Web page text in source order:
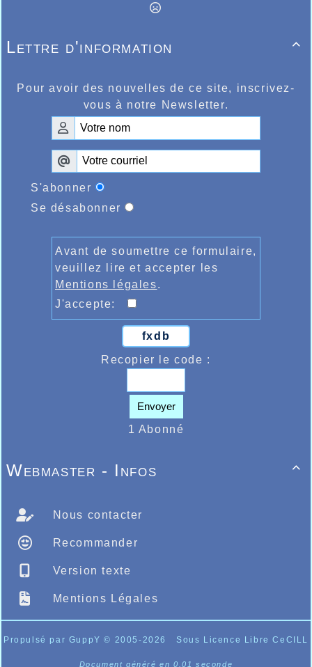

Lettre d'information
Pour avoir des nouvelles de ce site, inscrivez-
vous à notre Newsletter.
S'abonner
Se désabonner
Avant de soumettre ce formulaire,
veuillez lire et accepter les
Mentions légales.
J'accepte:
fxdb
Recopier le code :
Envoyer
1 Abonné

Webmaster - Infos
Nous contacter
Recommander
Version texte
Mentions Légales
Propulsé par GuppY© 2005-2026 Sous Licence Libre CeCILL
Document généré en 0.01 seconde